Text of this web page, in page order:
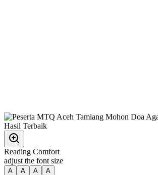
Reading Comfort
adjust the font size
A A A A